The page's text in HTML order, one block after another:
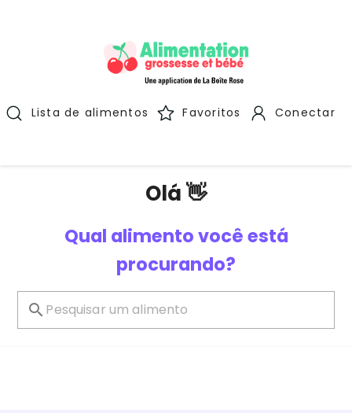
Lista de alimentos Favoritos Conectar
Olá 👋
Qual alimento você está
procurando?